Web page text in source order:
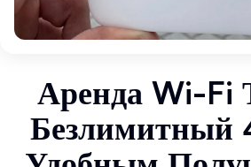
Аренда Wi-Fi
Безлимитный